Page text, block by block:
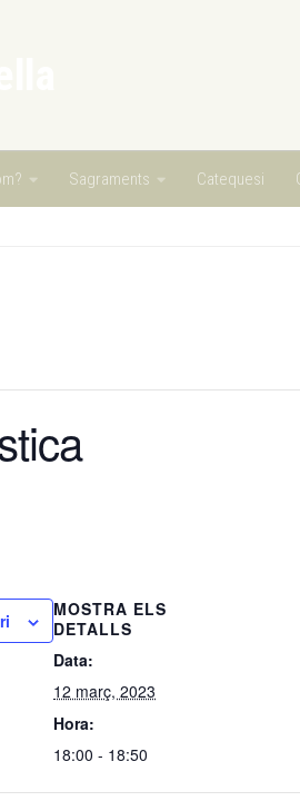
Sagraments Catequesi
MOSTRA ELS
DETALLS
Data:
12 març, 2023
Hora:
18:00 - 18:50